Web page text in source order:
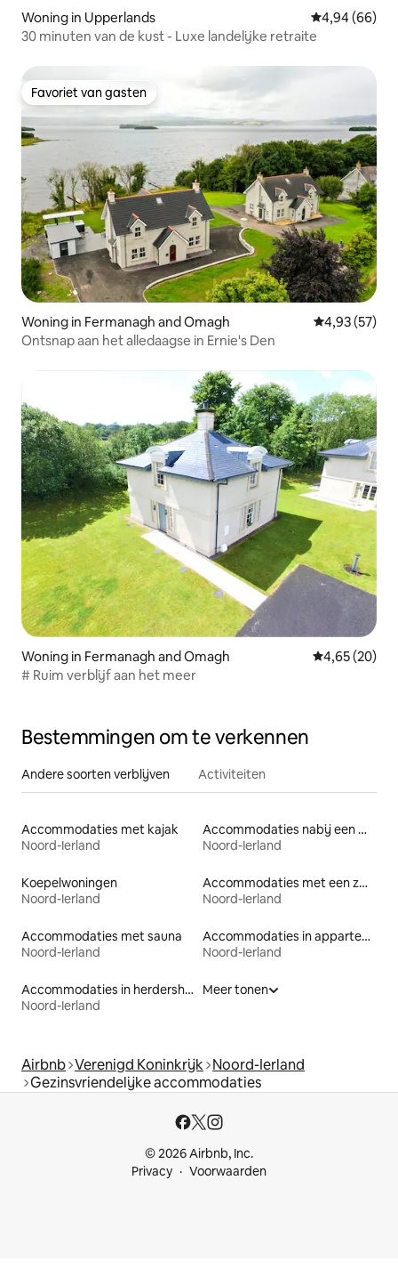
Woning in Upperlands Gemiddelde
4,94 (66)
30 minuten van de kust - Luxe landelijke retraite
Favoriet van gasten
Favoriet van gasten
Woning in Fermanagh and Omagh Gemiddelde
4,93 (57)
Ontsnap aan het alledaagse in Ernie's Den
Woning in Fermanagh and Omagh Gemiddelde
4,65 (20)
# Ruim verblijf aan het meer
Bestemmingen om te verkennen
Andere soorten verblijven Activiteiten
Accommodaties met kajak
Noord-Ierland
Accommodaties nabij een meer
Noord-Ierland
Koepelwoningen
Noord-Ierland
Accommodaties met een zwembad
Noord-Ierland
Accommodaties met sauna
Noord-Ierland
Accommodaties in appartementen met diensten
Noord-Ierland
Accommodaties in herdershutten
Noord-Ierland
Meer tonen
Airbnb Verenigd Koninkrijk Noord-Ierland
Gezinsvriendelijke accommodaties
© 2026 Airbnb, Inc.
Privacy
Voorwaarden